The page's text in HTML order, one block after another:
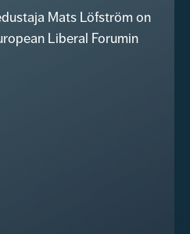
Mats Löfström on
Liberal Forumin